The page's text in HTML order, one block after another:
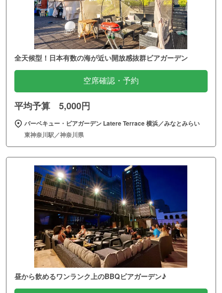
全天候型！日本有数の海が近い開放感抜群ビアガーデン
空席確認・予約
平均予算 5,000円
バーベキュー・ビアガーデン Latere Terrace 横浜／みなとみらい
東神奈川駅／神奈川県
昼から飲めるワンランク上のBBQビアガーデン♪